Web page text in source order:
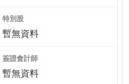
特別股
暫無資料
簽證會計師
暫無資料